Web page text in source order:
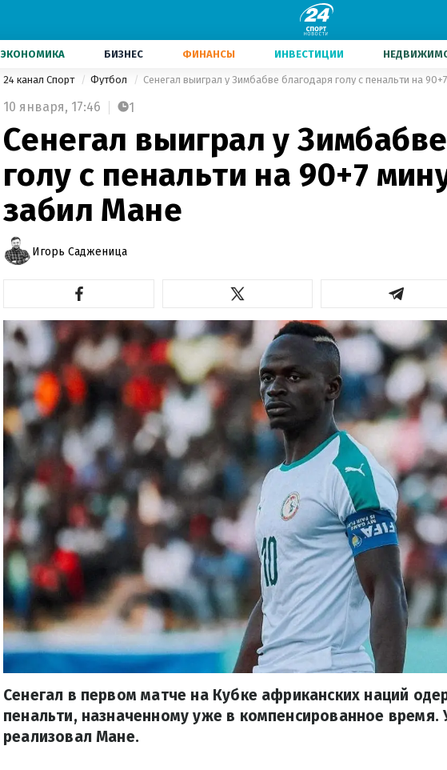
ЭКОНОМИКА БИЗНЕС ФИНАНСЫ ИНВЕСТИЦИИ
24 канал Спорт Футбол Сенегал выиграл у Зимбабве благодаря голу с пенальти на
10 января, 17:46 1
Сенегал выиграл у
голу с пенальти на 90+7
забил Мане
Игорь Садженица
Сенегал в первом матче на Кубке африканских наций
пенальти, назначенному уже в компенсированное время.
реализовал Мане.